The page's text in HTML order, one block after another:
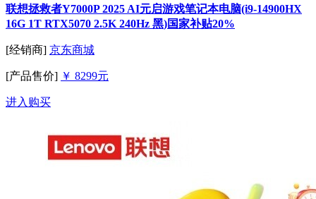
联想拯救者Y7000P 2025 AI元启游戏笔记本电脑(i9-14900HX
16G 1T RTX5070 2.5K 240Hz 黑)国家补贴20%
[经销商] 京东商城
[产品售价] ￥ 8299元
进入购买